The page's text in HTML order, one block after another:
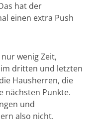
hat der
einen extra Push
wenig Zeit,
dritten und letzten
Hausherren, die
nächsten Punkte.
und
also nicht.